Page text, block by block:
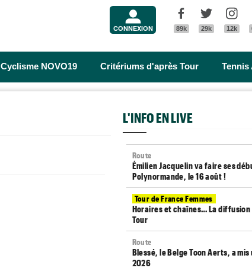
CONNEXION
Facebook
89k
Twitter
29k 12k
Cyclisme NOVO19 Critériums d'après Tour Tennis
L'INFO EN LIVE
Route
Émilien Jacquelin va faire ses
Polynormande, le 16 août !
Tour de France Femmes
Horaires et chaînes… La diffusion
Tour
Route
Blessé, le Belge Toon Aerts, a
2026